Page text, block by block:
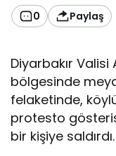
0 Paylaş
Diyarbakır Valisi
bölgesinde
felaketinde,
protesto
bir kişiye saldırdı.